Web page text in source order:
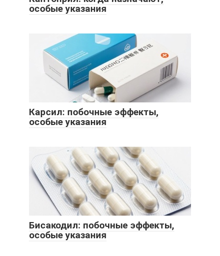
особые указания
Карсил: побочные эффекты,
особые указания
Бисакодил: побочные эффекты,
особые указания